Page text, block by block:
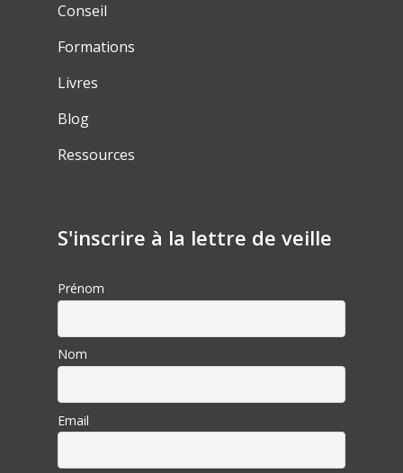
Conseil
Formations
Livres
Blog
Ressources
S'inscrire à la lettre de veille
Prénom
Nom
Email